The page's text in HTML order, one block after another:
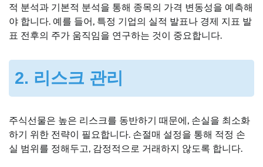
적 분석과 기본적 분석을 통해 종목의 가격 변동성을 예측해
야 합니다. 예를 들어, 특정 기업의 실적 발표나 경제 지표 발
표 전후의 주가 움직임을 연구하는 것이 중요합니다.
2. 리스크 관리
주식선물은 높은 리스크를 동반하기 때문에, 손실을 최소화
하기 위한 전략이 필요합니다. 손절매 설정을 통해 적정 손
실 범위를 정해두고, 감정적으로 거래하지 않도록 합니다.